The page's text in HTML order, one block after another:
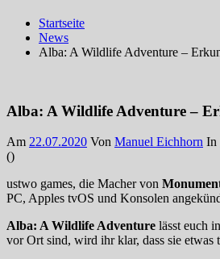
Startseite
News
Alba: A Wildlife Adventure –
Alba: A Wildlife Adventure –
Am 22.07.2020 Von Manuel Eichhorn In
()
ustwo games, die Macher von
PC, Apples tvOS und Konsolen
Alba: A Wildlife Adventure lässt euch
vor Ort sind, wird ihr klar, dass sie